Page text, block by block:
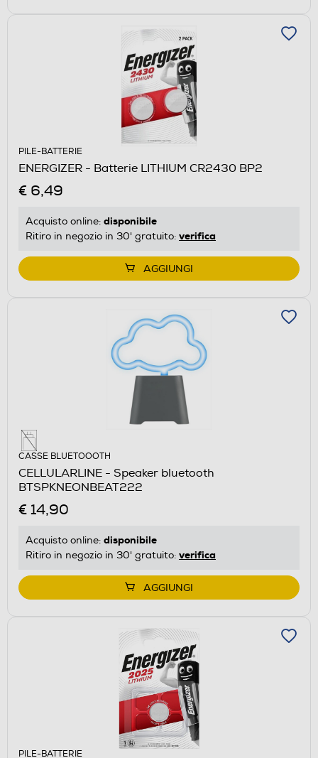
PILE-BATTERIE
ENERGIZER - Batterie LITHIUM CR2430 BP2
€ 6,49
Acquisto online: disponibile
Ritiro in negozio in 30' gratuito: verifica
AGGIUNGI
CASSE BLUETOOOTH
CELLULARLINE - Speaker bluetooth
BTSPKNEONBEAT222
€ 14,90
Acquisto online: disponibile
Ritiro in negozio in 30' gratuito: verifica
AGGIUNGI
PILE-BATTERIE